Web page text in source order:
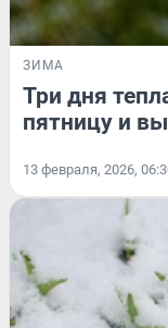
ЗИМА
Три дня
пятницу и
13 февраля, 2026,